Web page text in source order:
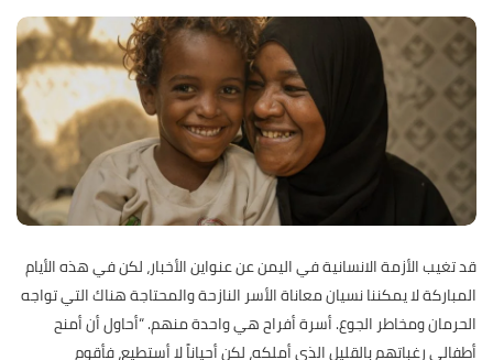
o
g
قد تغيب الأزمة الانسانية في اليمن عن عنواين الأخبار، لكن في هذه الأيام
المباركة لا يمكننا نسيان معاناة الأسر النازحة والمحتاجة هناك التي تواجه
الحرمان ومخاطر الجوع. أسرة أفراح هي واحدة منهم. “أحاول أن أمنح
أطفالي رغباتهم بالقليل الذي أملكه، لكن أحياناً لا أستطيع، فأقوم